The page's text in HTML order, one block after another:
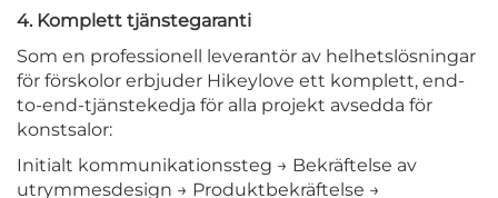
4. Komplett tjänstegaranti
Som en professionell leverantör av helhetslösningar
för förskolor erbjuder Hikeylove ett komplett, end-
to-end-tjänstekedja för alla projekt avsedda för
konstsalor:
Initialt kommunikationssteg → Bekräftelse av
utrymmesdesign → Produktbekräftelse →